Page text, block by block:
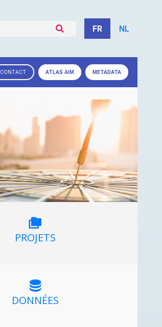
FR NL
CONTACT ATLAS AIM METADATA
PROJETS
DONNÉES